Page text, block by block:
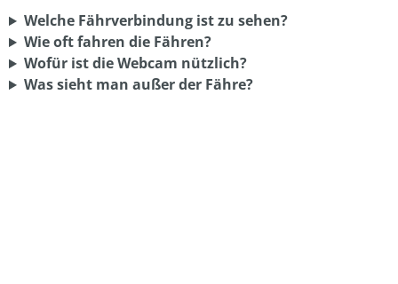
Welche Fährverbindung ist zu sehen?
Wie oft fahren die Fähren?
Wofür ist die Webcam nützlich?
Was sieht man außer der Fähre?